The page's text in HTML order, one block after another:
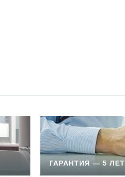
ГАРАНТИЯ — 5 ЛЕТ